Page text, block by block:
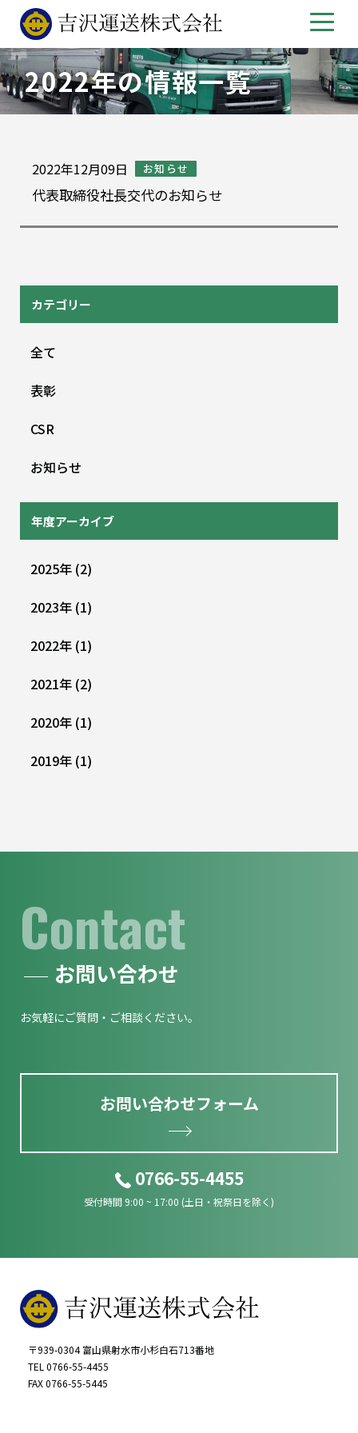
2022年の情報一覧
2022年12月09日 お知らせ
代表取締役社長交代のお知らせ
カテゴリー
全て
表彰
CSR
お知らせ
年度アーカイブ
2025年 (2)
2023年 (1)
2022年 (1)
2021年 (2)
2020年 (1)
2019年 (1)
Contact
お問い合わせ
お気軽にご質問・ご相談ください。
お問い合わせフォーム
0766-55-4455
受付時間 9:00 ~ 17:00 (土日・祝祭日を除く)
〒939-0304 富山県射水市小杉白石713番地
TEL 0766-55-4455
FAX 0766-55-5445